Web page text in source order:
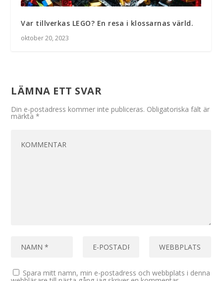
Var tillverkas LEGO? En resa i klossarnas värld.
oktober 20, 2023
LÄMNA ETT SVAR
Din e-postadress kommer inte publiceras. Obligatoriska fält är
märkta*
Spara mitt namn, min e-postadress och webbplats i denna